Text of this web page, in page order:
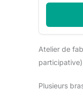
Atelier de
participative)
Plusieurs